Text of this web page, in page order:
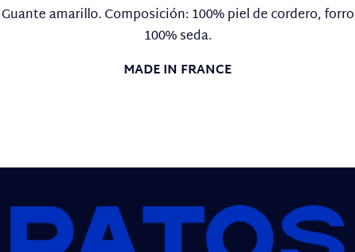
Guante amarillo. Composición: 100% piel de cordero, forro
100% seda.
MADE IN FRANCE